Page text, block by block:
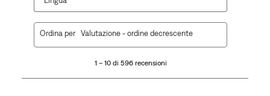
596
1 – 10 di 596 recensioni
Ordina per Valutazione - ordine decrescente